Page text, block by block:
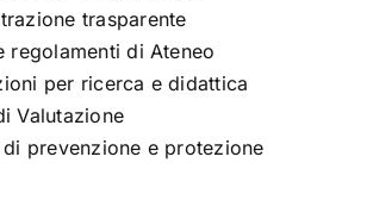
trasparente
regolamenti di Ateneo
per ricerca e didattica
Valutazione
prevenzione e protezione